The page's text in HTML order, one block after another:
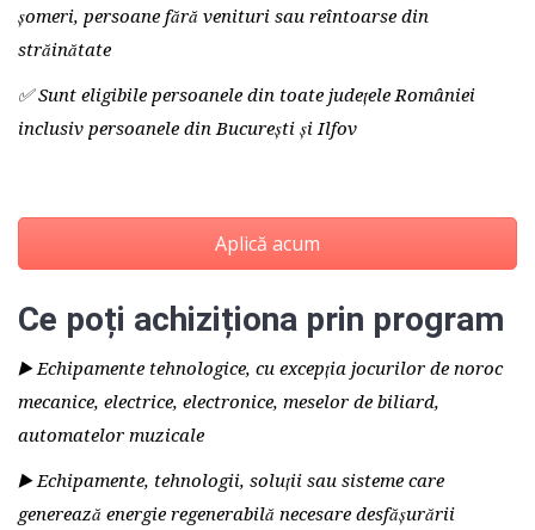
șomeri, persoane fără venituri sau reîntoarse din
străinătate
✅ Sunt eligibile persoanele din toate județele României
inclusiv persoanele din București și Ilfov
Aplică acum
Ce poți achiziționa prin program
▶️ Echipamente tehnologice, cu excepția jocurilor de noroc
mecanice, electrice, electronice, meselor de biliard,
automatelor muzicale
▶️ Echipamente, tehnologii, soluții sau sisteme care
generează energie regenerabilă necesare desfășurării